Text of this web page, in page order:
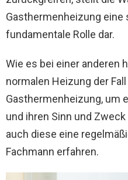
Gasthermenheizung eine
fundamentale Rolle dar.
Wie es bei einer anderen
normalen Heizung der
Gasthermenheizung, um
und ihren Sinn und
auch diese eine
Fachmann erfahren.